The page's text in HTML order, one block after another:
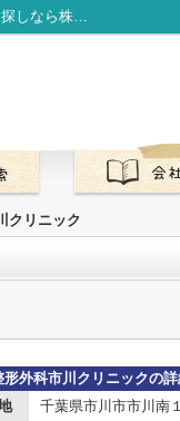
船橋整形外科市川クリニック情報ページ｜市川駅を中心に賃貸マンションなど不動産をお探しなら株式会社LibOneへ
クリニック
形外科市川クリニックの
千葉県市川市市川南